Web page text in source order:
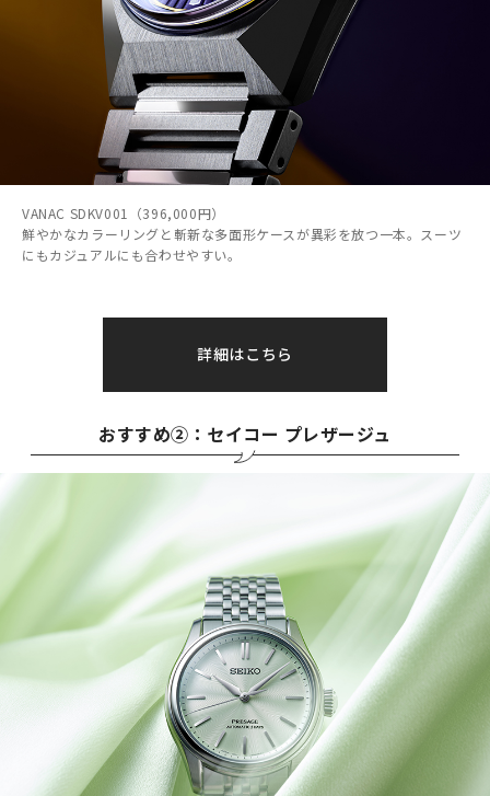
VANAC SDKV001（396,000円）
鮮やかなカラーリングと斬新な多面形ケースが異彩を放つ一本。スーツ
にもカジュアルにも合わせやすい。
詳細はこちら
おすすめ②：セイコー プレザージュ